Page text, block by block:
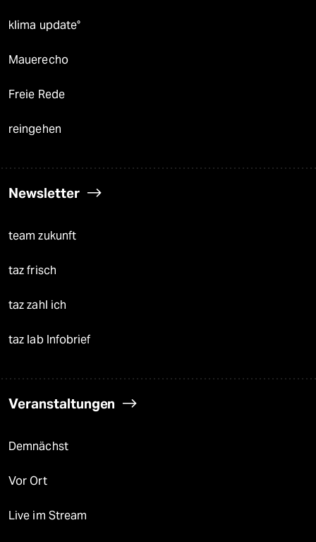
klima update°
Mauerecho
Freie Rede
reingehen
Newsletter
team zukunft
taz frisch
taz zahl ich
taz lab Infobrief
Veranstaltungen
Demnächst
Vor Ort
Live im Stream